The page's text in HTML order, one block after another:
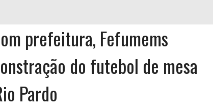
DADINHO 12 TOQUES CALENDÁRIO ESTATÍSTICAS INSCRIÇÕES
prefeitura, Fefumems
do futebol de mesa
Pardo